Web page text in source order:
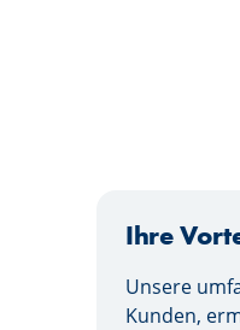
Ihre
Unsere
Kunden,